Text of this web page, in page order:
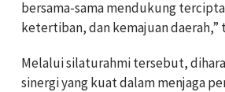
bersama-sama mendukung
ketertiban, dan kemajuan daerah,”
Melalui silaturahmi tersebut,
sinergi yang kuat dalam menjaga